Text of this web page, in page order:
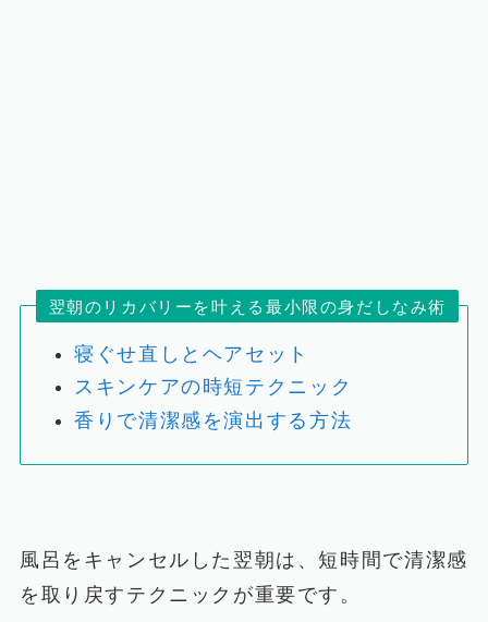
翌朝のリカバリーを叶える最小限の身だしなみ術
寝ぐせ直しとヘアセット
スキンケアの時短テクニック
香りで清潔感を演出する方法
風呂をキャンセルした翌朝は、短時間で清潔感
を取り戻すテクニックが重要です。